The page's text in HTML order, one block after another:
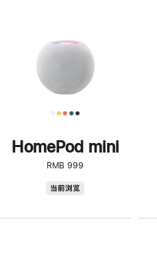
HomePod mini
RMB 999
当前浏览